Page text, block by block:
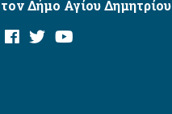
Δήμο Αγίου